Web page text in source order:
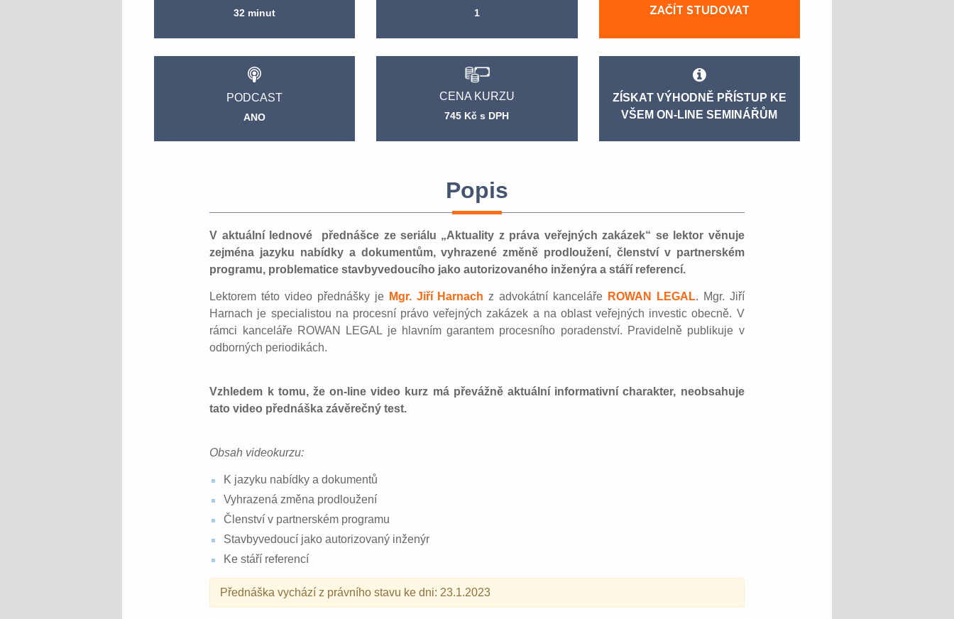
32 minut 1 ZAČÍT STUDOVAT
PODCAST
ANO
CENA KURZU
745 Kč s DPH
ZÍSKAT VÝHODNĚ PŘÍSTUP KE
VŠEM ON-LINE SEMINÁŘŮM
Popis
V aktuální lednové přednášce ze seriálu „Aktuality z práva veřejných zakázek“ se lektor věnuje
zejména jazyku nabídky a dokumentům, vyhrazené změně prodloužení, členství v partnerském
programu, problematice stavbyvedoucího jako autorizovaného inženýra a stáří referencí.
Lektorem této video přednášky je Mgr. Jiří Harnach z advokátní kanceláře ROWAN LEGAL. Mgr. Jiří
Harnach je specialistou na procesní právo veřejných zakázek a na oblast veřejných investic obecně. V
rámci kanceláře ROWAN LEGAL je hlavním garantem procesního poradenství. Pravidelně publikuje v
odborných periodikách.
Vzhledem k tomu, že on-line video kurz má převážně aktuální informativní charakter, neobsahuje
tato video přednáška závěrečný test.
Obsah videokurzu:
K jazyku nabídky a dokumentů
Vyhrazená změna prodloužení
Členství v partnerském programu
Stavbyvedoucí jako autorizovaný inženýr
Ke stáří referencí
Přednáška vychází z právního stavu ke dni: 23.1.2023